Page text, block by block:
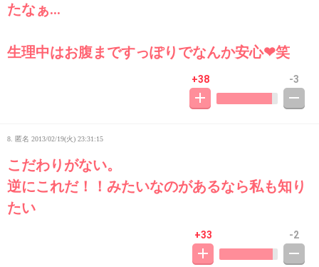
たなぁ…
生理中はお腹まですっぽりでなんか安心❤笑
+38 -3
8. 匿名 2013/02/19(火) 23:31:15
こだわりがない。
逆にこれだ！！みたいなのがあるなら私も知り
たい
+33 -2